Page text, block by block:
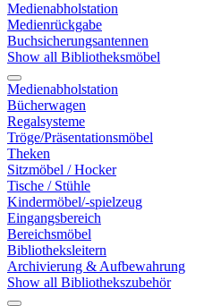
Medienabholstation
Medienrückgabe
Buchsicherungsantennen
Show all Bibliotheksmöbel
Medienabholstation
Bücherwagen
Regalsysteme
Tröge/Präsentationsmöbel
Theken
Sitzmöbel / Hocker
Tische / Stühle
Kindermöbel/-spielzeug
Eingangsbereich
Bereichsmöbel
Bibliotheksleitern
Archivierung & Aufbewahrung
Show all Bibliothekszubehör